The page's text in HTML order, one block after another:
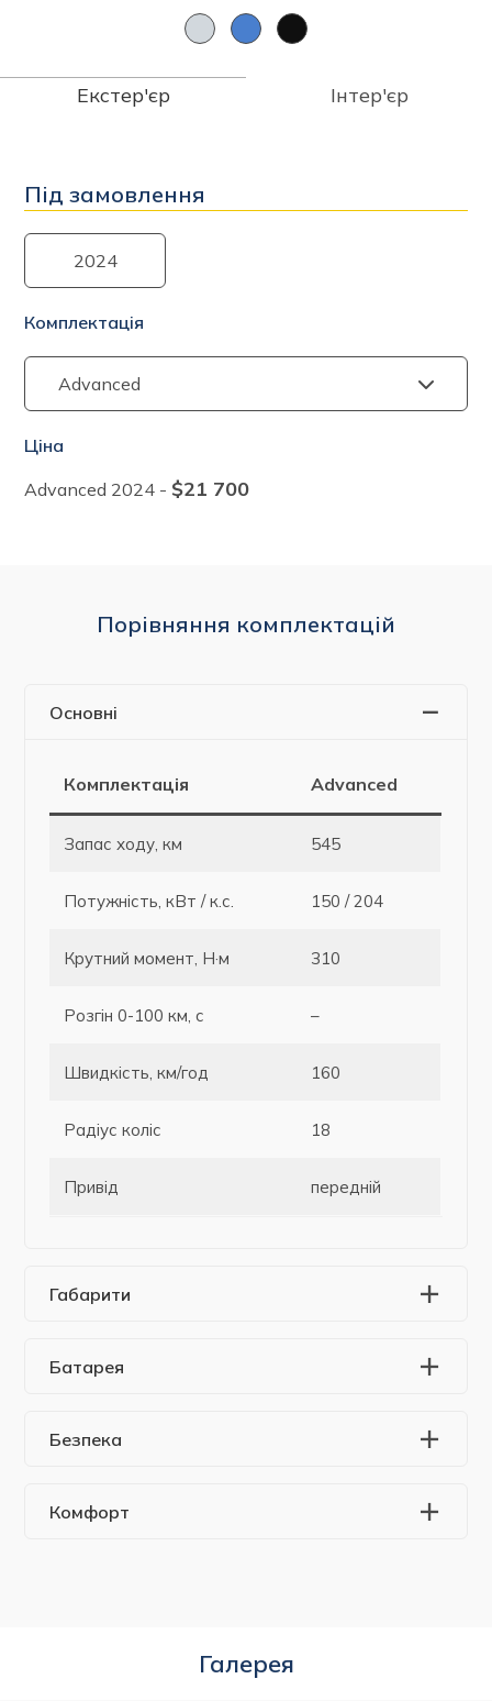
Екстер'єр Інтер'єр
Під замовлення
2024
Комплектація
Ціна
Advanced 2024 - $21 700
Порівняння комплектацій
Основні
Комплектація Advanced
Запас ходу, км 545
Потужність, кВт / к.с. 150 / 204
Крутний момент, Н·м 310
Розгін 0-100 км, с –
Швидкість, км/год 160
Радіус коліс 18
Привід передній
Габарити
Батарея
Безпека
Комфорт
Галерея